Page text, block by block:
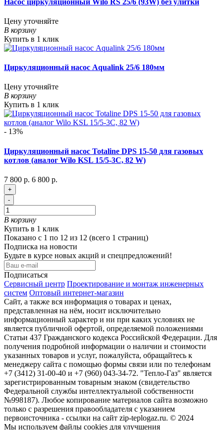
Цену уточняйте
В корзину
Купить в 1 клик
Циркуляционный насос Aqualink 25/6 180мм
Цену уточняйте
В корзину
Купить в 1 клик
- 13%
Циркуляционный насос Totaline DPS 15-50 для газовых
котлов (аналог Wilo KSL 15/5-3C, 82 W)
7 800 р. 6 800 р.
+
-
В корзину
Купить в 1 клик
Показано с 1 по 12 из 12 (всего 1 страниц)
Подписка на новости
Будьте в курсе новых акций и спецпредложений!
Подписаться
Сервисный центр Проектирование и монтаж инженерных
систем Оптовый интернет-магазин
Сайт, а также вся информация о товарах и ценах,
представленная на нём, носит исключительно
информационный характер и ни при каких условиях не
является публичной офертой, определяемой положениями
Статьи 437 Гражданского кодекса Российской Федерации. Для
получения подробной информации о наличии и стоимости
указанных товаров и услуг, пожалуйста, обращайтесь к
менеджеру сайта с помощью формы связи или по телефонам
+7 (3412) 31-00-40 и +7 (960) 043-34-72. "Тепло-Газ" является
зарегистрированным товарным знаком (свидетельство
Федеральной службы интеллектуальной собственности
№998187). Любое копирование материалов сайта возможно
только с разрешения правообладателя с указанием
первоисточника - ссылки на сайт zip-teplogaz.ru. © 2024
Мы используем файлы сookies для улучшения